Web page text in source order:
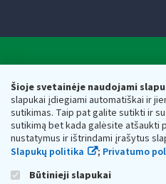
Šioje svetainėje naudojami
slapukai įdiegiami automatiškai ir
sutikimas. Taip pat galite sutikti ir
sutikimą bet kada galėsite atšaukti
nustatymus ir ištrindami įrašytus
Slapukų politika
; Privatumo
Būtinieji slapukai
Respublikos finansų
Biudžetinė įstaiga. Juridinio
adresas: Vasario 16-osios g. 14,
vmi@vmi.lt, E. pristatymo dėžutės
Duomenys apie Valstybinę
Respublikos finansų ministerijos